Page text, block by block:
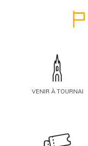
VENIR À TOURNAI